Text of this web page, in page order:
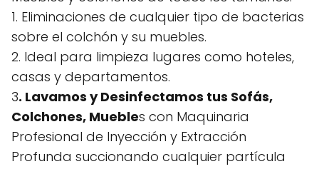
1. Eliminaciones de cualquier tipo de bacterias
sobre el colchón y su muebles.
2. Ideal para limpieza lugares como hoteles,
casas y departamentos.
3. Lavamos y Desinfectamos tus Sofás,
Colchones, Muebles con Maquinaria
Profesional de Inyección y Extracción
Profunda succionando cualquier partícula